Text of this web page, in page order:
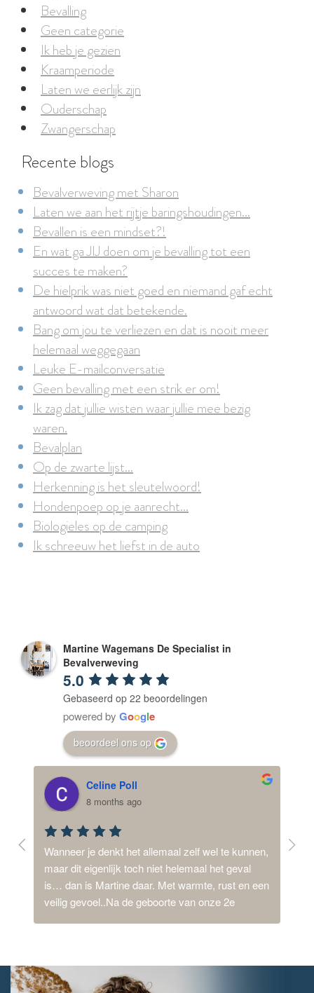
Bevalling
Geen categorie
Ik heb je gezien
Kraamperiode
Laten we eerlijk zijn
Ouderschap
Zwangerschap
Recente blogs
Bevalverweving met Sharon
Laten we aan het rijtje baringshoudingen...
Bevallen is een mindset?!
En wat ga JIJ doen om je bevalling tot een
succes te maken?
De hielprik was niet goed en niemand gaf echt
antwoord wat dat betekende.
Bang om jou te verliezen en dat is nooit meer
helemaal weggegaan
Leuke E-mailconversatie
Geen bevalling met een strik er om!
Ik zag dat jullie wisten waar jullie mee bezig
waren.
Bevalplan
Op de zwarte lijst...
Herkenning is het sleutelwoord!
Hondenpoep op je aanrecht...
Biologieles op de camping
Ik schreeuw het liefst in de auto
Martine Wagemans De Specialist in
Bevalverweving
5.0
Gebaseerd op 22 beoordelingen
powered by Google
beoordeel ons op
Celine Poll
8 months ago
Wanneer je denkt het allemaal zelf wel te kunnen,
maar dit eigenlijk toch niet helemaal het geval
is… dan is Martine daar. Met warmte, rust en een
veilig gevoel..Na de geboorte van onze 2e
moest. Ga ik hulp inschakelen? Martine een mail
gestuurd en ze belde me vlot op. Na een fijn
Mijn